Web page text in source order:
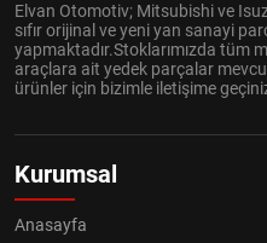
Elvan Otomotiv; Mitsubishi ve
sıfır orijinal ve yeni yan sanayi
yapmaktadır.Stoklarımızda tüm
araçlara ait yedek parçalar
ürünler için bizimle iletişime
Kurumsal
Anasayfa